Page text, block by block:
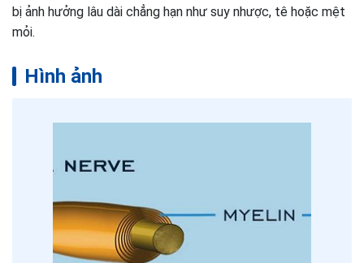
bị ảnh hưởng lâu dài chẳng hạn như suy nhược, tê hoặc mệt
mỏi.
Hình ảnh